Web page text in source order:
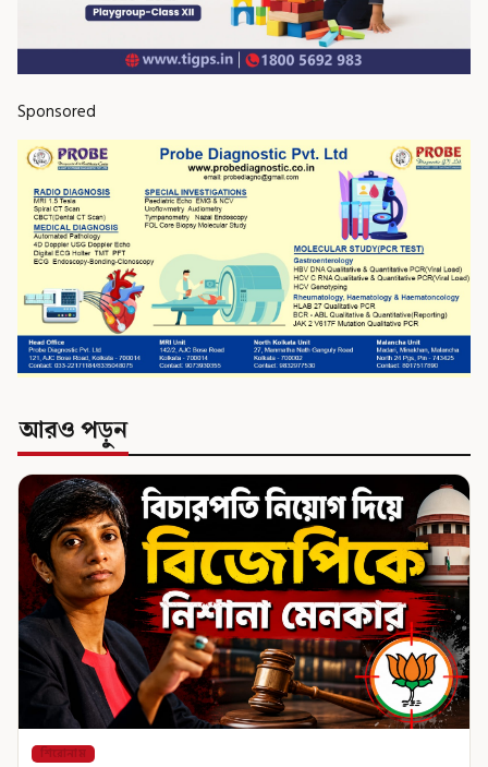
Sponsored
আরও পড়ুন
শিরোনাম